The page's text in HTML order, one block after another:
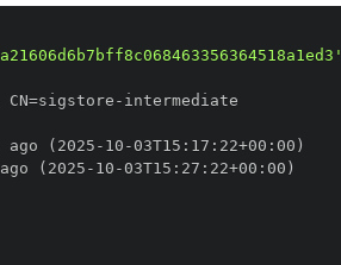
CN=sigstore -
ago (2025- 10 -03T15 : 17 : 22+00 :
(2025 - 10 -03T15 : 27 : 22+00 :